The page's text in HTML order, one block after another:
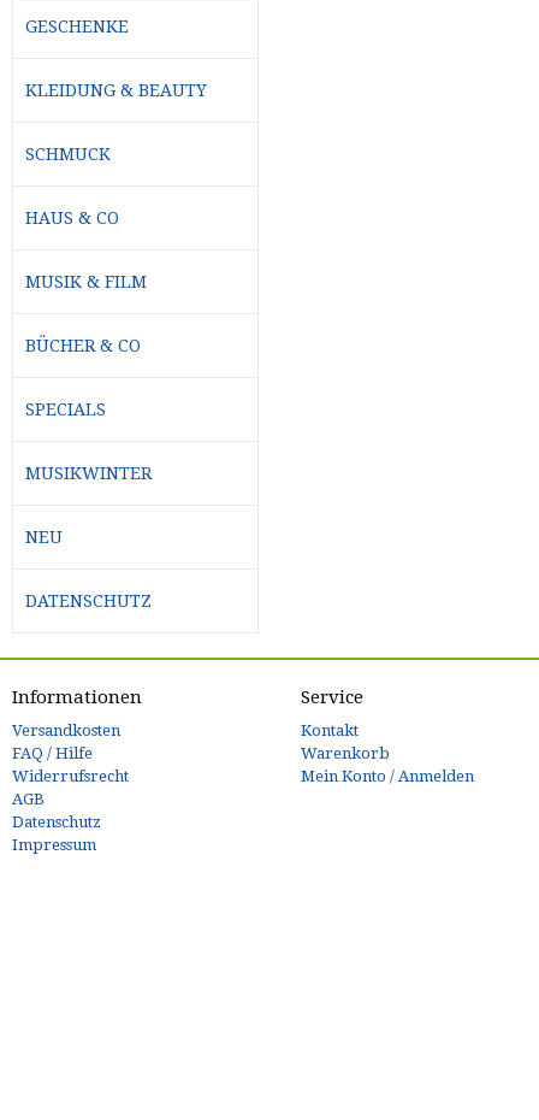
GESCHENKE
KLEIDUNG & BEAUTY
SCHMUCK
HAUS & CO
MUSIK & FILM
BÜCHER & CO
SPECIALS
MUSIKWINTER
NEU
DATENSCHUTZ
Informationen
Versandkosten
FAQ / Hilfe
Widerrufsrecht
AGB
Datenschutz
Impressum
Service
Kontakt
Warenkorb
Mein Konto / Anmelden